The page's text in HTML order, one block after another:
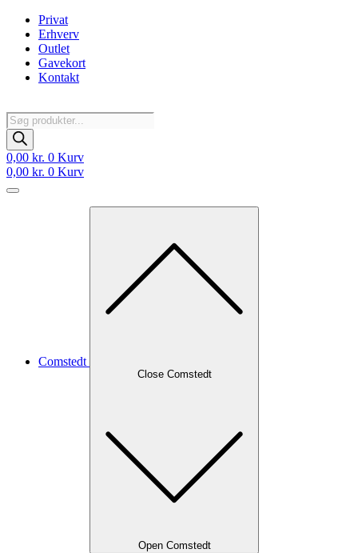
Videre
indhold
Privat
Erhverv
Outlet
Gavekort
Kontakt
Products
search
0,00 kr. 0 Kurv
0,00 kr. 0 Kurv
Comstedt
Close Comstedt
Open Comstedt